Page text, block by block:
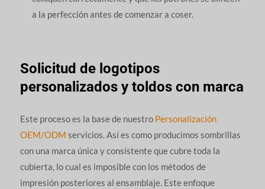
a la perfección antes de comenzar a coser.
Solicitud de logotipos
personalizados y toldos con marca
Este proceso es la base de nuestro Personalización
OEM/ODM servicios. Así es como producimos sombrillas
con una marca única y consistente que cubre toda la
cubierta, lo cual es imposible con los métodos de
impresión posteriores al ensamblaje. Este enfoque